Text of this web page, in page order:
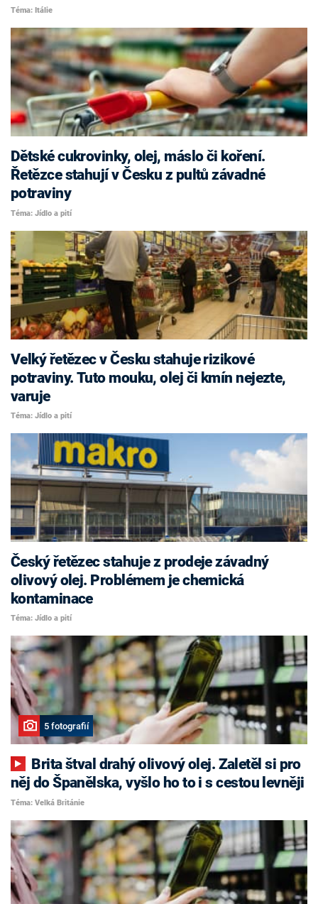
Téma: Itálie
Dětské cukrovinky, olej, máslo či koření.
Řetězce stahují v Česku z pultů závadné
potraviny
Téma: Jídlo a pití
Velký řetězec v Česku stahuje rizikové
potraviny. Tuto mouku, olej či kmín nejezte,
varuje
Téma: Jídlo a pití
Český řetězec stahuje z prodeje závadný
olivový olej. Problémem je chemická
kontaminace
Téma: Jídlo a pití
5 fotografií
něj do Španělska, vyšlo ho to i s cestou levněji
Téma: Velká Británie